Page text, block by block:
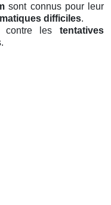
sont connus pour leur
difficiles.
contre les tentatives